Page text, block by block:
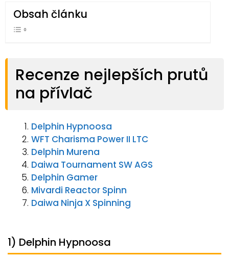
Obsah článku
Recenze nejlepších prutů
na přívlač
Delphin Hypnoosa
WFT Charisma Power II LTC
Delphin Murena
Daiwa Tournament SW AGS
Delphin Gamer
Mivardi Reactor Spinn
Daiwa Ninja X Spinning
1) Delphin Hypnoosa